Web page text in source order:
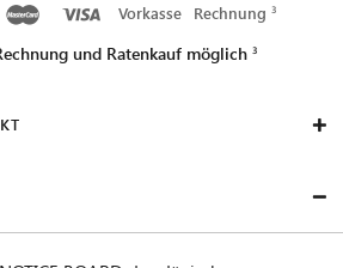
Vorkasse Rechnung
und Ratenkauf möglich